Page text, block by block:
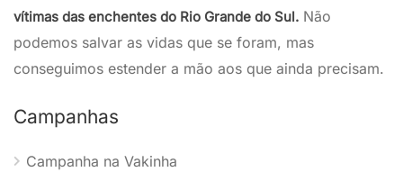
vítimas das enchentes do Rio Grande do Sul. Não
podemos salvar as vidas que se foram, mas
conseguimos estender a mão aos que ainda precisam.
Campanhas
Campanha na Vakinha